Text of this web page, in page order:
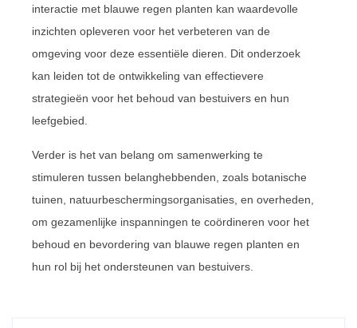
interactie met blauwe regen planten kan waardevolle
inzichten opleveren voor het verbeteren van de
omgeving voor deze essentiële dieren. Dit onderzoek
kan leiden tot de ontwikkeling van effectievere
strategieën voor het behoud van bestuivers en hun
leefgebied.
Verder is het van belang om samenwerking te
stimuleren tussen belanghebbenden, zoals botanische
tuinen, natuurbeschermingsorganisaties, en overheden,
om gezamenlijke inspanningen te coördineren voor het
behoud en bevordering van blauwe regen planten en
hun rol bij het ondersteunen van bestuivers.